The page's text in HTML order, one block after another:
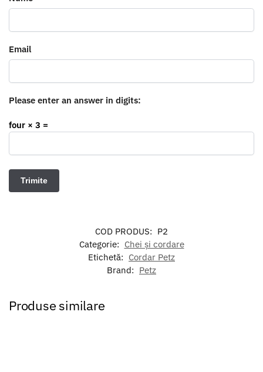
Email
Please enter an answer in digits:
four × 3 =
COD PRODUS: P2
Categorie: Chei și cordare
Etichetă: Cordar Petz
Brand: Petz
Produse similare